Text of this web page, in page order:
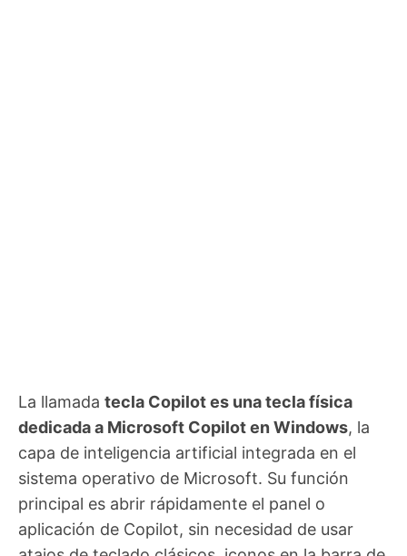
La llamada tecla Copilot es una tecla física
dedicada a Microsoft Copilot en Windows, la
capa de inteligencia artificial integrada en el
sistema operativo de Microsoft. Su función
principal es abrir rápidamente el panel o
aplicación de Copilot, sin necesidad de usar